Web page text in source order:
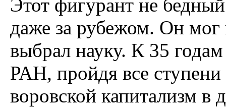
Этот фигурант не
даже за рубежом. Он
выбрал науку. К 35
РАН, пройдя все
воровской капитализм в